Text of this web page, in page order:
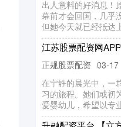
本报记者 王羡茹
团，“希尔顿同级
股票网炒股配资开户
艘海军舰艇
聚赢配资官网 湖